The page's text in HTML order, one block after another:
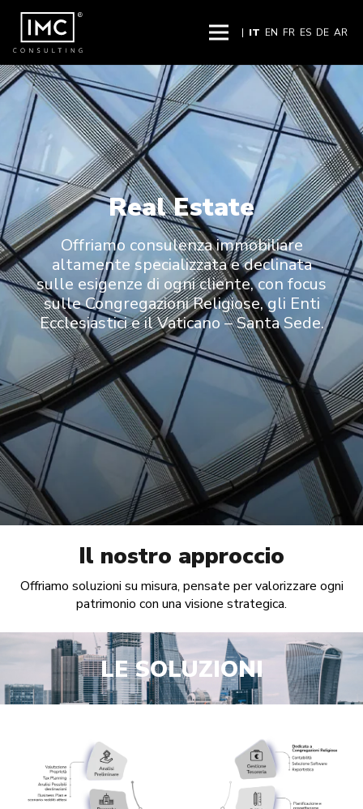
| IT EN FR ES DE AR
Real Estate
Offriamo consulenza immobiliare
altamente specializzata e declinata
sulle esigenze di ogni cliente, con focus
sulle Congregazioni Religiose, gli Enti
Ecclesiastici e il Vaticano – Santa Sede.​
Il nostro approccio
Offriamo soluzioni su misura, pensate per valorizzare ogni
patrimonio con una visione strategica.​
LE SOLUZIONI